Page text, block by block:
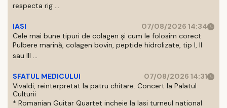
respecta rig ...
IASI
07/08/2026 14:34
Cele mai bune tipuri de colagen și cum le folosim corect
Pulbere marină, colagen bovin, peptide hidrolizate, tip I, II
sau III ...
SFATUL MEDICULUI
07/08/2026 14:31
Vivaldi, reinterpretat la patru chitare. Concert la Palatul
Culturii
* Romanian Guitar Quartet incheie la Iasi turneul national